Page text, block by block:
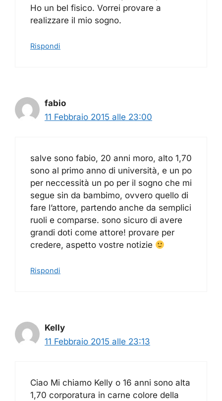
Ho un bel fisico. Vorrei provare a
realizzare il mio sogno.
Rispondi
fabio
11 Febbraio 2015 alle 23:00
salve sono fabio, 20 anni moro, alto 1,70
sono al primo anno di università, e un po
per neccessità un po per il sogno che mi
segue sin da bambimo, ovvero quello di
fare l’attore, partendo anche da semplici
ruoli e comparse. sono sicuro di avere
grandi doti come attore! provare per
credere, aspetto vostre notizie
Rispondi
Kelly
11 Febbraio 2015 alle 23:13
Ciao Mi chiamo Kelly o 16 anni sono alta
1,70 corporatura in carne colore della